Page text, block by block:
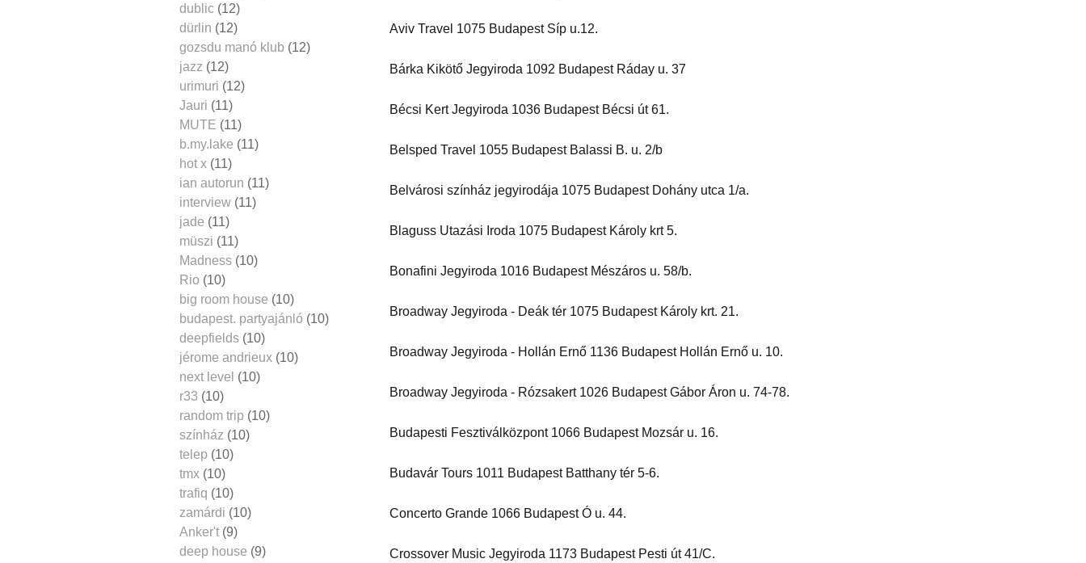
Aviv Travel 1075 Budapest Síp u.12.
Bárka Kikötő Jegyiroda 1092 Budapest Ráday u. 37
Bécsi Kert Jegyiroda 1036 Budapest Bécsi út 61.
Belsped Travel 1055 Budapest Balassi B. u. 2/b
Belvárosi színház jegyirodája 1075 Budapest Dohány utca 1/a.
Blaguss Utazási Iroda 1075 Budapest Károly krt 5.
Bonafini Jegyiroda 1016 Budapest Mészáros u. 58/b.
Broadway Jegyiroda - Deák tér 1075 Budapest Károly krt. 21.
Broadway Jegyiroda - Hollán Ernő 1136 Budapest Hollán Ernő u. 10.
Broadway Jegyiroda - Rózsakert 1026 Budapest Gábor Áron u. 74-78.
Budapesti Fesztiválközpont 1066 Budapest Mozsár u. 16.
Budavár Tours 1011 Budapest Batthany tér 5-6.
Concerto Grande 1066 Budapest Ó u. 44.
Crossover Music Jegyiroda 1173 Budapest Pesti út 41/C.
dublic (12)
dürlin (12)
gozsdu manó klub (12)
jazz (12)
urimuri (12)
Jauri (11)
MUTE (11)
b.my.lake (11)
hot x (11)
ian autorun (11)
interview (11)
jade (11)
müszi (11)
Madness (10)
Rio (10)
big room house (10)
budapest. partyajánló (10)
deepfields (10)
jérome andrieux (10)
next level (10)
r33 (10)
random trip (10)
színház (10)
telep (10)
tmx (10)
trafiq (10)
zamárdi (10)
Anker't (9)
deep house (9)